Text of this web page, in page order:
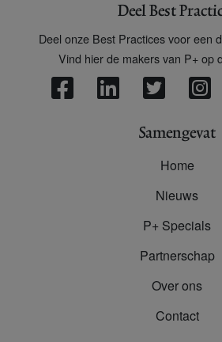
Deel Best
Deel onze Best Practices voor een
Vind hier de makers van P+ op
Samengevat
Home
Nieuws
P+ Specials
Partnerschap
Over ons
Contact